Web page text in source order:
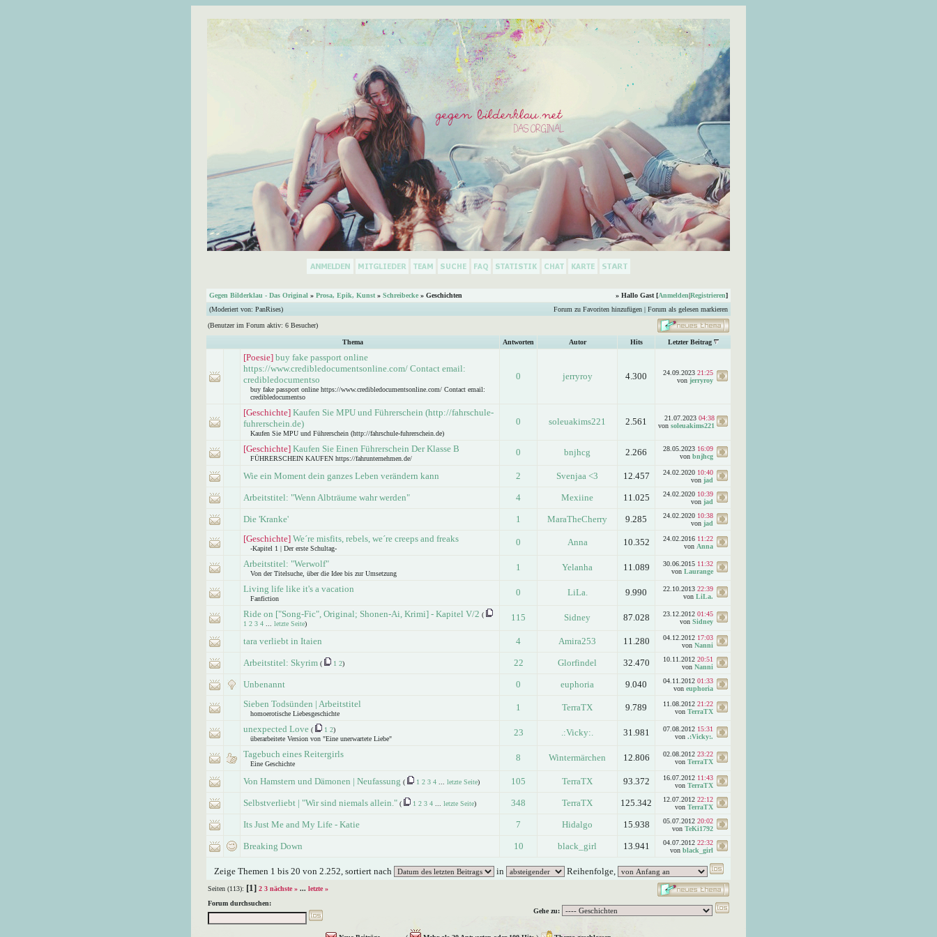
Gegen Bilderklau - Das Original » Prosa, Epik, Kunst » Schreibecke » Geschichten » Hallo Gast [Anmelden|Registrieren]
(Moderiert von: PanRises) Forum zu Favoriten hinzufügen | Forum als gelesen markieren
(Benutzer im Forum aktiv: 6 Besucher)
Thema Antworten Autor Hits Letzter Beitrag
[Poesie] buy fake passport online
https://www.credibledocumentsonline.com/ Contact email:
credibledocumentso
buy fake passport online https://www.credibledocumentsonline.com/ Contact email:
credibledocumentso
0 jerryroy 4.300 24.09.2023 21:25
von jerryroy
[Geschichte] Kaufen Sie MPU und Führerschein (http://fahrschule-
fuhrerschein.de)
Kaufen Sie MPU und Führerschein (http://fahrschule-fuhrerschein.de)
0 soleuakims221 2.561 21.07.2023 04:38
von soleuakims221
[Geschichte] Kaufen Sie Einen Führerschein Der Klasse B
FÜHRERSCHEIN KAUFEN https://fahrunternehmen.de/
0 bnjhcg 2.266 28.05.2023 16:09
von bnjhcg
Wie ein Moment dein ganzes Leben verändern kann 2 Svenjaa <3 12.457 24.02.2020 10:40
von jad
Arbeitstitel: "Wenn Albträume wahr werden" 4 Mexiine 11.025 24.02.2020 10:39
von jad
Die 'Kranke' 1 MaraTheCherry 9.285 24.02.2020 10:38
von jad
[Geschichte] We´re misfits, rebels, we´re creeps and freaks
-Kapitel 1 | Der erste Schultag-
0 Anna 10.352 24.02.2016 11:22
von Anna
Arbeitstitel: "Werwolf"
Von der Titelsuche, über die Idee bis zur Umsetzung
1 Yelanha 11.089 30.06.2015 11:32
von Laurange
Living life like it's a vacation
Fanfiction
0 LiLa. 9.990 22.10.2013 22:39
von LiLa.
Ride on ["Song-Fic", Original; Shonen-Ai, Krimi] - Kapitel V/2 (
1 2 3 4 letzte Seite)
115 Sidney 87.028 23.12.2012 01:45
von Sidney
tara verliebt in Itaien 4 Amira253 11.280 04.12.2012 17:03
von Nanni
Arbeitstitel: Skyrim ( 1 2) 22 Glorfindel 32.470 10.11.2012 20:51
von Nanni
Unbenannt 0 euphoria 9.040 04.11.2012 01:33
von euphoria
Sieben Todsünden | Arbeitstitel
homoerotische Liebesgeschichte
1 TerraTX 9.789 11.08.2012 21:22
von TerraTX
unexpected Love ( 1 2)
überarbeitete Version von "Eine unerwartete Liebe"
23 .:Vicky:. 31.981 07.08.2012 15:31
von .:Vicky:.
Tagebuch eines Reitergirls
Eine Geschichte
8 Wintermärchen 12.806 02.08.2012 23:22
von TerraTX
Von Hamstern und Dämonen | Neufassung ( 1 2 3 4 letzte Seite) 105 TerraTX 93.372 16.07.2012 11:43
von TerraTX
Selbstverliebt | "Wir sind niemals allein." ( 1 2 3 4 letzte Seite) 348 TerraTX 125.342 12.07.2012 22:12
von TerraTX
Its Just Me and My Life - Katie 7 Hidalgo 15.938 05.07.2012 20:02
von TeKi1792
Breaking Down 10 black_girl 13.941 04.07.2012 22:32
von black_girl
Zeige Themen 1 bis 20 von 2.252, sortiert nach in Reihenfolge,
Seiten (113): [1] 2 3 nächste » ... letzte »
Forum durchsuchen:
Gehe zu: